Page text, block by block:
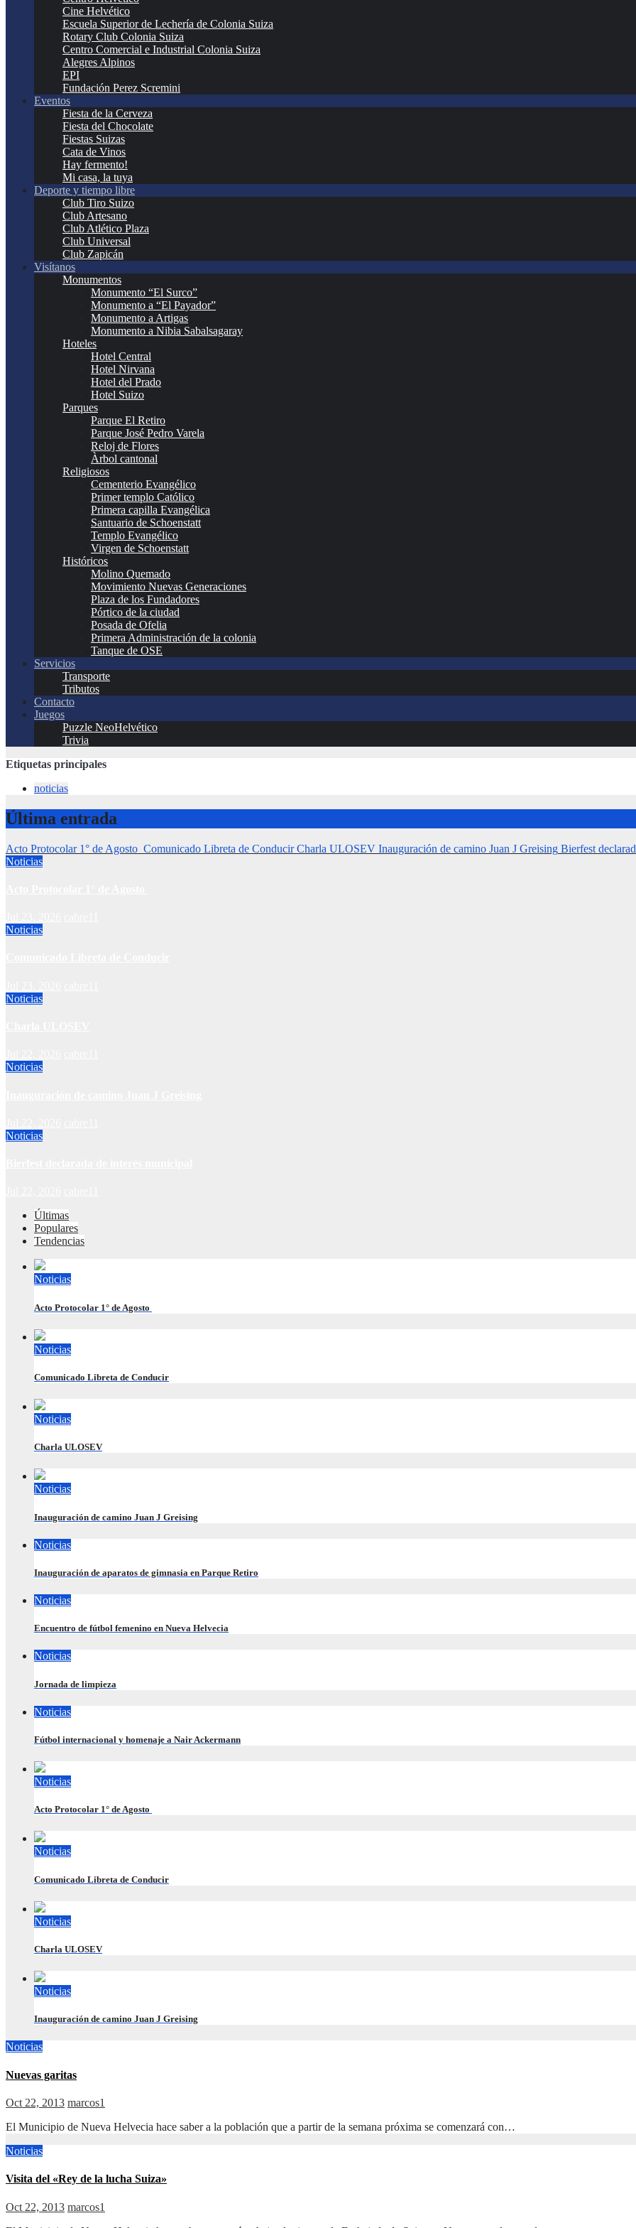
Cine Helvético
Escuela Superior de Lechería de Colonia Suiza
Rotary Club Colonia Suiza
Centro Comercial e Industrial Colonia Suiza
Alegres Alpinos
EPI
Fundación Perez Scremini
Eventos
Fiesta de la Cerveza
Fiesta del Chocolate
Fiestas Suizas
Cata de Vinos
Hay fermento!
Mi casa, la tuya
Deporte y tiempo libre
Club Tiro Suizo
Club Artesano
Club Atlético Plaza
Club Universal
Club Zapicán
Visítanos
Monumentos
Monumento “El Surco”
Monumento a “El Payador”
Monumento a Artigas
Monumento a Nibia Sabalsagaray
Hoteles
Hotel Central
Hotel Nirvana
Hotel del Prado
Hotel Suizo
Parques
Parque El Retiro
Parque José Pedro Varela
Reloj de Flores
Àrbol cantonal
Religiosos
Cementerio Evangélico
Primer templo Católico
Primera capilla Evangélica
Santuario de Schoenstatt
Templo Evangélico
Virgen de Schoenstatt
Históricos
Molino Quemado
Movimiento Nuevas Generaciones
Plaza de los Fundadores
Pórtico de la ciudad
Posada de Ofelia
Primera Administración de la colonia
Tanque de OSE
Servicios
Transporte
Tributos
Contacto
Juegos
Puzzle NeoHelvético
Trivia
Etiquetas principales
noticias
Última entrada
Acto Protocolar 1° de Agosto Comunicado Libreta de Conducir Charla ULOSEV Inauguración de camino Juan J Greising Bierfest
Noticias
Noticias
Noticias
Noticias
Noticias
Últimas
Populares
Tendencias
Noticias
Acto Protocolar 1° de Agosto
Noticias
Comunicado Libreta de Conducir
Noticias
Charla ULOSEV
Noticias
Inauguración de camino Juan J Greising
Noticias
Inauguración de aparatos de gimnasia en Parque Retiro
Noticias
Encuentro de fútbol femenino en Nueva Helvecia
Noticias
Jornada de limpieza
Noticias
Fútbol internacional y homenaje a Nair Ackermann
Noticias
Acto Protocolar 1° de Agosto
Noticias
Comunicado Libreta de Conducir
Noticias
Charla ULOSEV
Noticias
Inauguración de camino Juan J Greising
Noticias
Nuevas garitas
Oct 22, 2013 marcos1
El Municipio de Nueva Helvecia hace saber a la población que a partir de la semana próxima se comenzará con…
Noticias
Visita del «Rey de la lucha Suiza»
Oct 22, 2013 marcos1